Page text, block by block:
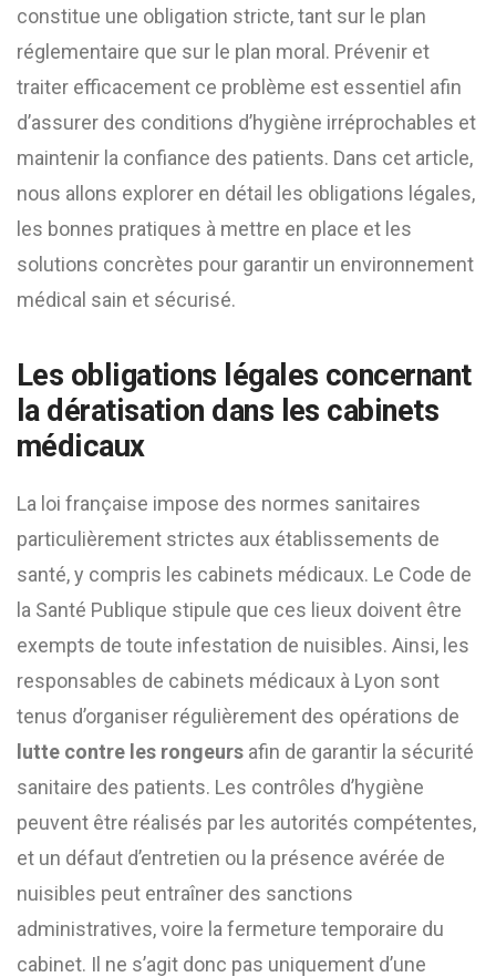
constitue une obligation stricte, tant sur le plan
réglementaire que sur le plan moral. Prévenir et
traiter efficacement ce problème est essentiel afin
d’assurer des conditions d’hygiène irréprochables et
maintenir la confiance des patients. Dans cet article,
nous allons explorer en détail les obligations légales,
les bonnes pratiques à mettre en place et les
solutions concrètes pour garantir un environnement
médical sain et sécurisé.
Les obligations légales concernant
la dératisation dans les cabinets
médicaux
La loi française impose des normes sanitaires
particulièrement strictes aux établissements de
santé, y compris les cabinets médicaux. Le Code de
la Santé Publique stipule que ces lieux doivent être
exempts de toute infestation de nuisibles. Ainsi, les
responsables de cabinets médicaux à Lyon sont
tenus d’organiser régulièrement des opérations de
lutte contre les rongeurs afin de garantir la sécurité
sanitaire des patients. Les contrôles d’hygiène
peuvent être réalisés par les autorités compétentes,
et un défaut d’entretien ou la présence avérée de
nuisibles peut entraîner des sanctions
administratives, voire la fermeture temporaire du
cabinet. Il ne s’agit donc pas uniquement d’une